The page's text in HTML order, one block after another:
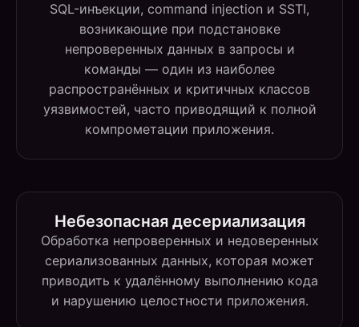
SQL-инъекции, command injection и SSTI,
возникающие при подстановке
непроверенных данных в запросы и
команды — один из наиболее
распространённых и критичных классов
уязвимостей, часто приводящий к полной
компрометации приложения.
Небезопасная десериализация
Обработка непроверенных и недоверенных
сериализованных данных, которая может
приводить к удалённому выполнению кода
и нарушению целостности приложения.